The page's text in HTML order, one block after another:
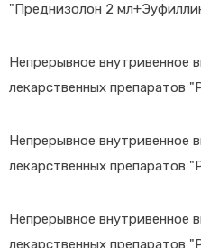
"Преднизолон 2
Непрерывное внутривенное
лекарственных препаратов
Непрерывное внутривенное
лекарственных препаратов
Непрерывное внутривенное
лекарственных препаратов